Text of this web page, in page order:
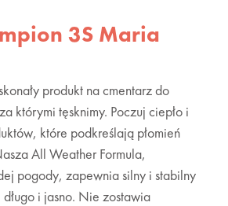
3S Maria
produkt na cmentarz do
którymi tęsknimy. Poczuj ciepło i
które podkreślają płomień
All Weather Formula,
pogody, zapewnia silny i stabilny
długo i jasno. Nie zostawia